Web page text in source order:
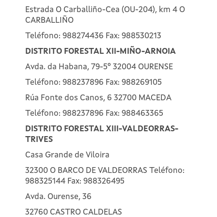
Estrada O Carballiño-Cea (OU-204), km 4 O
CARBALLIÑO
Teléfono: 988274436 Fax: 988530213
DISTRITO FORESTAL XII-MIÑO-ARNOIA
Avda. da Habana, 79-5º 32004 OURENSE
Teléfono: 988237896 Fax: 988269105
Rúa Fonte dos Canos, 6 32700 MACEDA
Teléfono: 988237896 Fax: 988463365
DISTRITO FORESTAL XIII-VALDEORRAS-
TRIVES
Casa Grande de Viloira
32300 O BARCO DE VALDEORRAS Teléfono:
988325144 Fax: 988326495
Avda. Ourense, 36
32760 CASTRO CALDELAS